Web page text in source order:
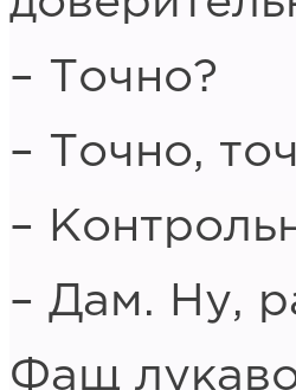
– Точно?
– Точно,
–
– Дам. Ну,
Фащ